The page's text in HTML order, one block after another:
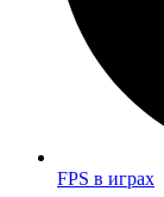
FPS в играх